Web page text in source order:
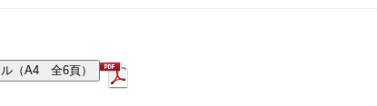
（A4 全6頁）